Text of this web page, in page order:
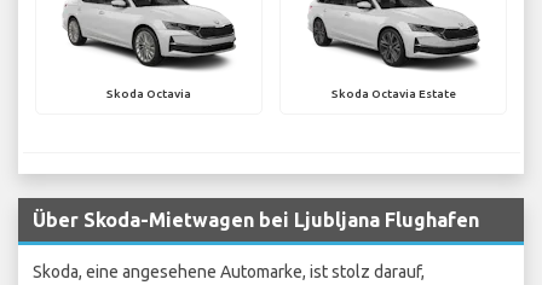
Skoda Octavia Skoda Octavia Estate
Über Skoda-Mietwagen bei Ljubljana Flughafen
Skoda, eine angesehene Automarke, ist stolz darauf,